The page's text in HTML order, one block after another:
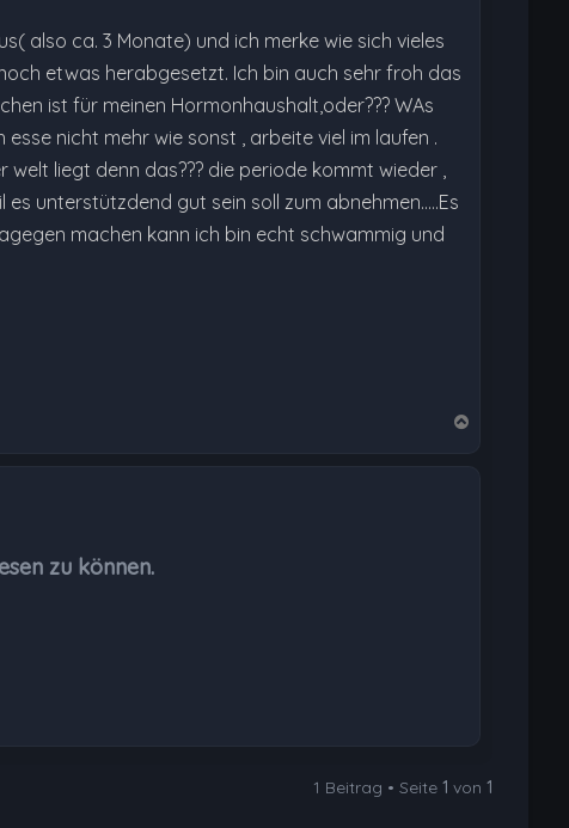
also ca. 3 Monate) und ich merke wie sich vieles
etwas herabgesetzt. Ich bin auch sehr froh das
ist für meinen Hormonhaushalt,oder??? WAs
nicht mehr wie sonst , arbeite viel im laufen .
liegt denn das??? die periode kommt wieder ,
unterstützdend gut sein soll zum abnehmen.....Es
machen kann ich bin echt schwammig und
zu können.
1 Beitrag • Seite1 von1